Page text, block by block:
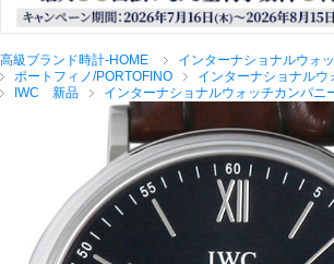
ブランドから探す
高級ブランド時計-HOME
インターナショナルウォ
ポートフィノ/PORTOFINO
インターナショナルウ
IWC 新品
インターナショナルウォッチカンパニ